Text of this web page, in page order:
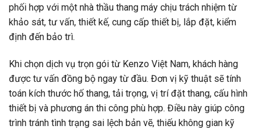
phối hợp với một nhà thầu thang máy chịu trách nhiệm từ
khảo sát, tư vấn, thiết kế, cung cấp thiết bị, lắp đặt, kiểm
định đến bảo trì.
Khi chọn dịch vụ trọn gói từ Kenzo Việt Nam, khách hàng
được tư vấn đồng bộ ngay từ đầu. Đơn vị kỹ thuật sẽ tính
toán kích thước hố thang, tải trọng, vị trí đặt thang, cấu hình
thiết bị và phương án thi công phù hợp. Điều này giúp công
trình tránh tình trạng sai lệch bản vẽ, thiếu không gian kỹ